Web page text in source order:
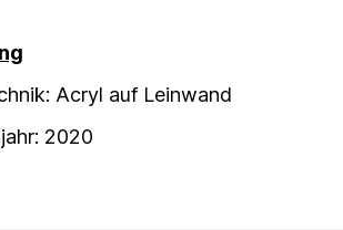
Acryl auf Leinwand
2020